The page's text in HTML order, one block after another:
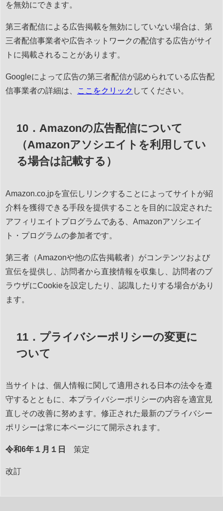
を無効にできます。
第三者配信による広告掲載を無効にしていない場合は、第
三者配信事業者や広告ネットワークの配信する広告がサイ
トに掲載されることがあります。
Googleによって広告の第三者配信が認められている広告配
信事業者の詳細は、
ここをクリック してください。
10．Amazonの広告配信について
（Amazonアソシエイトを利用してい
る場合は記載する）
Amazon.co.jpを宣伝しリンクすることによってサイトが紹
介料を獲得できる手段を提供することを目的に設定された
アフィリエイトプログラムである、Amazonアソシエイ
ト・プログラムの参加者です。
第三者（Amazonや他の広告掲載者）がコンテンツおよび
宣伝を提供し、訪問者から直接情報を収集し、訪問者のブ
ラウザにCookieを設定したり、認識したりする場合があり
ます。
11．プライバシーポリシーの変更に
ついて
当サイトは、個人情報に関して適用される日本の法令を遵
守するとともに、本プライバシーポリシーの内容を適宜見
直しその改善に努めます。修正された最新のプライバシー
ポリシーは常に本ページにて開示されます。
令和6年１月１日 策定
改訂